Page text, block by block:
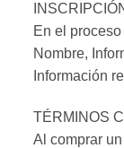
En el
Nombre,
Información
TÉRMINOS
Al comprar